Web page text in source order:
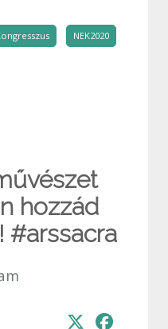
NEK2020
hozzád
#arssacra